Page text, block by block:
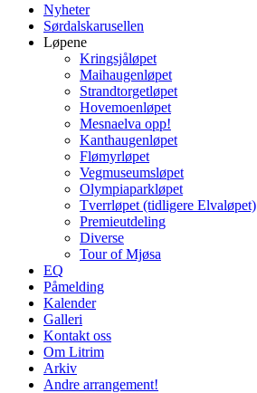
Nyheter
Sørdalskarusellen
Løpene
Kringsjåløpet
Maihaugenløpet
Strandtorgetløpet
Hovemoenløpet
Mesnaelva opp!
Kanthaugenløpet
Flømyrløpet
Vegmuseumsløpet
Olympiaparkløpet
Tverrløpet (tidligere Elvaløpet)
Premieutdeling
Diverse
Tour of Mjøsa
EQ
Påmelding
Kalender
Galleri
Kontakt oss
Om Litrim
Arkiv
Andre arrangement!